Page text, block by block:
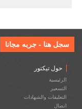
سجل هنا - جربه مجانا
حول تيكتور
الرئيسية
التسعير
التعليقات والشهادات
اتصال